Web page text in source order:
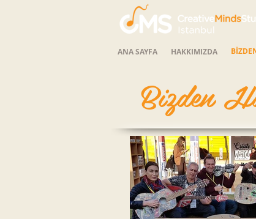
ANA SAYFA HAKKIMIZDA
Bizden